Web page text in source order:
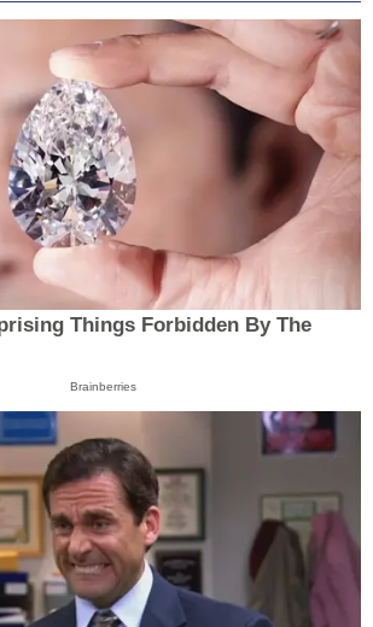
Things Forbidden By The
Brainberries